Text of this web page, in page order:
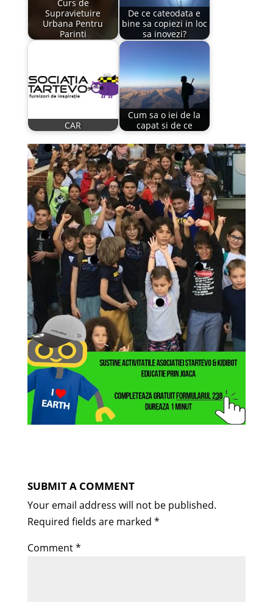
Curs de
Supravietuire
Urbana Pentru
Parinti
De ce cateodata e
bine sa copiezi in loc
sa inovezi?
CAR
Cum sa o iei de la
capat si de ce
SUBMIT A COMMENT
Your email address will not be published.
Required fields are marked *
Comment*